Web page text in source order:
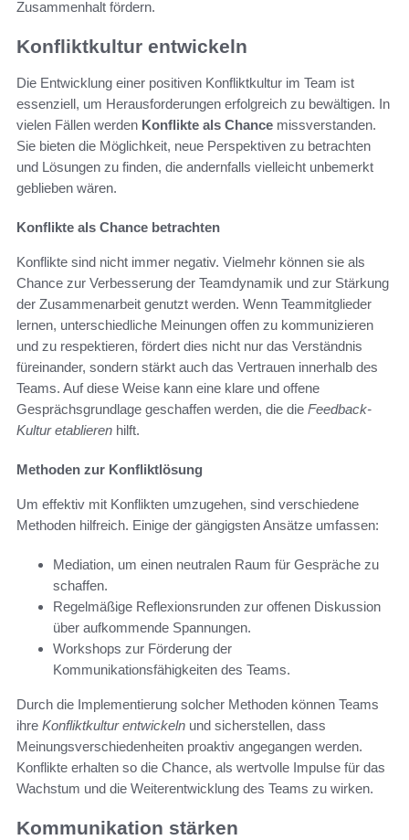
Zusammenhalt fördern.
Konfliktkultur entwickeln
Die Entwicklung einer positiven Konfliktkultur im Team ist
essenziell, um Herausforderungen erfolgreich zu bewältigen. In
vielen Fällen werden Konflikte als Chance missverstanden.
Sie bieten die Möglichkeit, neue Perspektiven zu betrachten
und Lösungen zu finden, die andernfalls vielleicht unbemerkt
geblieben wären.
Konflikte als Chance betrachten
Konflikte sind nicht immer negativ. Vielmehr können sie als
Chance zur Verbesserung der Teamdynamik und zur Stärkung
der Zusammenarbeit genutzt werden. Wenn Teammitglieder
lernen, unterschiedliche Meinungen offen zu kommunizieren
und zu respektieren, fördert dies nicht nur das Verständnis
füreinander, sondern stärkt auch das Vertrauen innerhalb des
Teams. Auf diese Weise kann eine klare und offene
Gesprächsgrundlage geschaffen werden, die die Feedback-
Kultur etablieren hilft.
Methoden zur Konfliktlösung
Um effektiv mit Konflikten umzugehen, sind verschiedene
Methoden hilfreich. Einige der gängigsten Ansätze umfassen:
Mediation, um einen neutralen Raum für Gespräche zu
schaffen.
Regelmäßige Reflexionsrunden zur offenen Diskussion
über aufkommende Spannungen.
Workshops zur Förderung der
Kommunikationsfähigkeiten des Teams.
Durch die Implementierung solcher Methoden können Teams
ihre Konfliktkultur entwickeln und sicherstellen, dass
Meinungsverschiedenheiten proaktiv angegangen werden.
Konflikte erhalten so die Chance, als wertvolle Impulse für das
Wachstum und die Weiterentwicklung des Teams zu wirken.
Kommunikation stärken